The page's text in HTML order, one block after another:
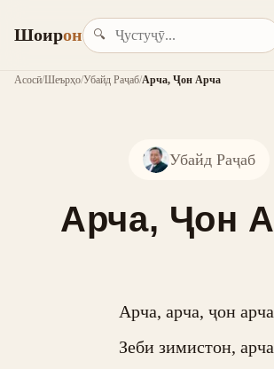
Шоирон 🔍
Асосӣ/Шеърҳо/Убайд Раҷаб/Арча, Ҷон Арча
Убайд Раҷаб
Арча, Ҷон
Арча, арча, ҷон
Зеби зимистон,